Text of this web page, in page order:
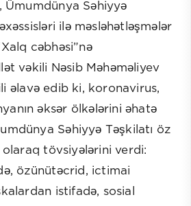
Ümumdünya Səhiyyə
ilə məsləhətləşmələr
cəbhəsi”nə
vəkili Nəsib Məhəməliyev
əlavə edib ki, koronavirus,
əksər ölkələrini əhatə
Səhiyyə Təşkilatı öz
olaraq tövsiyələrini verdi:
özünütəcrid, ictimai
istifadə, sosial